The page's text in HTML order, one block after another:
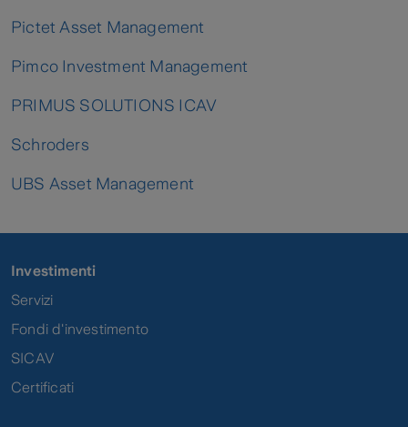
Pictet Asset Management
Pimco Investment Management
PRIMUS SOLUTIONS ICAV
Schroders
UBS Asset Management
Investimenti
Servizi
Fondi d'investimento
SICAV
Certificati